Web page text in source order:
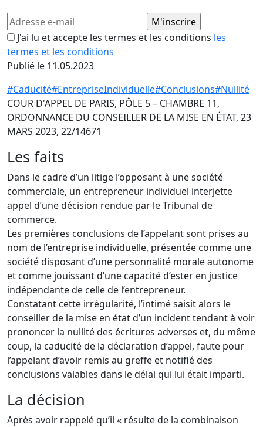
Publié le 11.05.2023
#Caducité#EntrepriseIndividuelle#Conclusions#Nullité
COUR D'APPEL DE PARIS, PÔLE 5 – CHAMBRE 11,
ORDONNANCE DU CONSEILLER DE LA MISE EN ÉTAT, 23
MARS 2023, 22/14671
Les faits
Dans le cadre d’un litige l’opposant à une société
commerciale, un entrepreneur individuel interjette
appel d’une décision rendue par le Tribunal de
commerce.
Les premières conclusions de l’appelant sont prises au
nom de l’entreprise individuelle, présentée comme une
société disposant d’une personnalité morale autonome
et comme jouissant d’une capacité d’ester en justice
indépendante de celle de l’entrepreneur.
Constatant cette irrégularité, l’intimé saisit alors le
conseiller de la mise en état d’un incident tendant à voir
prononcer la nullité des écritures adverses et, du même
coup, la caducité de la déclaration d’appel, faute pour
l’appelant d’avoir remis au greffe et notifié des
conclusions valables dans le délai qui lui était imparti.
La décision
Après avoir rappelé qu’il « résulte de la combinaison
J'ai lu et accepte les termes et les conditions les
termes et les conditions